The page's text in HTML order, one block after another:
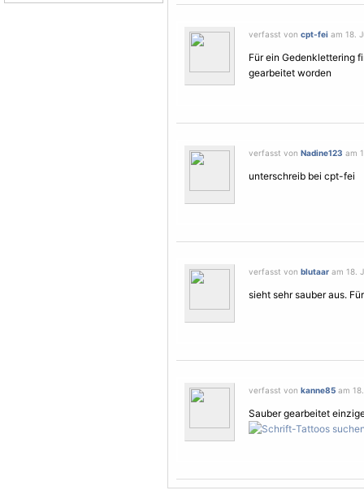
verfasst von cpt-fei am 18.
Für ein Gedenklettering
gearbeitet worden
verfasst von Nadine123 am
unterschreib bei cpt-fei
verfasst von blutaar am 18.
sieht sehr sauber aus.
verfasst von kanne85 am
Sauber gearbeitet